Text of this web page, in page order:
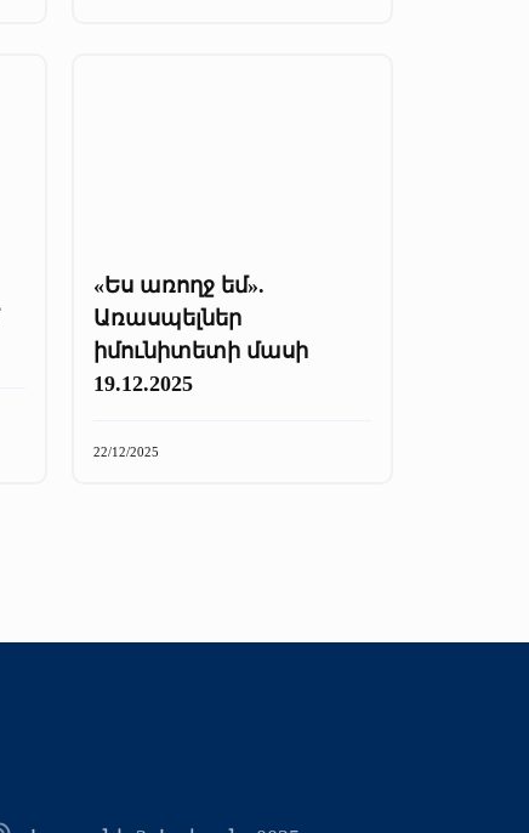
«Ես առողջ եմ».
Առասպելներ
իմունիտետի մասի
19.12.2025
22/12/2025